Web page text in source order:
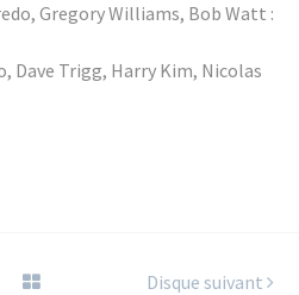
Gregory Williams, Bob Watt :
Dave Trigg, Harry Kim, Nicolas
Disque suivant